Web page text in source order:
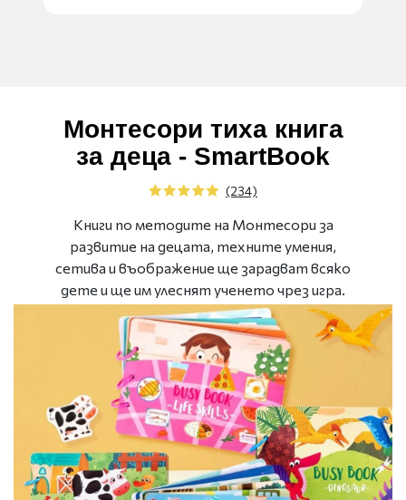
Монтесори тиха книга
за деца - SmartBook
(234)
Книги по методите на Монтесори за
развитие на децата, техните умения,
сетива и въображение ще зарадват всяко
дете и ще им улеснят ученето чрез игра.